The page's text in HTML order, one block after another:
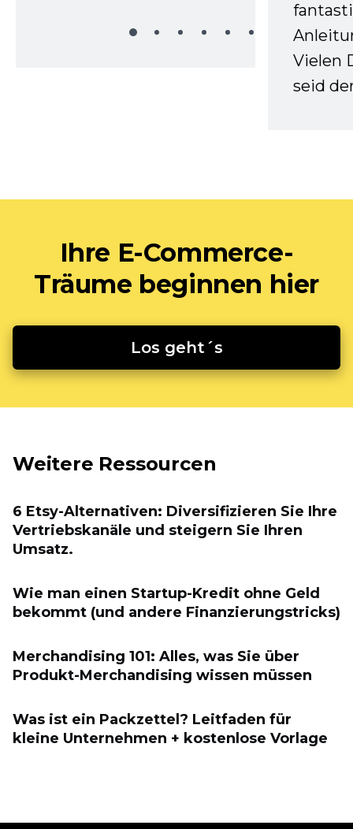
Vielen
seid
Ihre E-Commerce-
Träume beginnen hier
Los geht´s
Weitere Ressourcen
6 Etsy-Alternativen: Diversifizieren Sie Ihre
Vertriebskanäle und steigern Sie Ihren
Umsatz.
Wie man einen Startup-Kredit ohne Geld
bekommt (und andere Finanzierungstricks)
Merchandising 101: Alles, was Sie über
Produkt-Merchandising wissen müssen
Was ist ein Packzettel? Leitfaden für
kleine Unternehmen + kostenlose Vorlage